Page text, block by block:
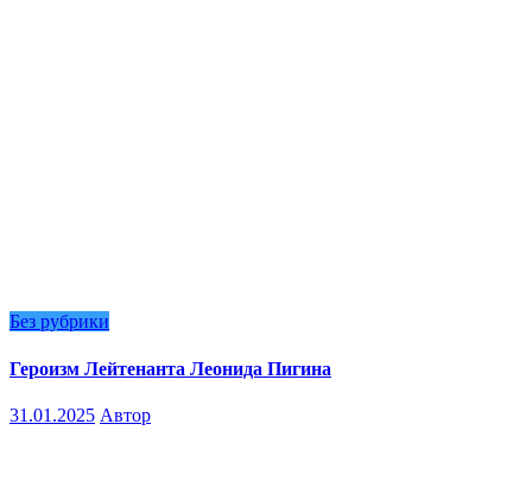
Без рубрики
Героизм Лейтенанта Леонида Пигина
31.01.2025 Автор